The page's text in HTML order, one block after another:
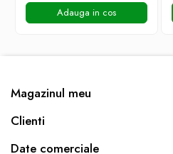
Adauga in cos
Magazinul meu
Clienti
Date comerciale